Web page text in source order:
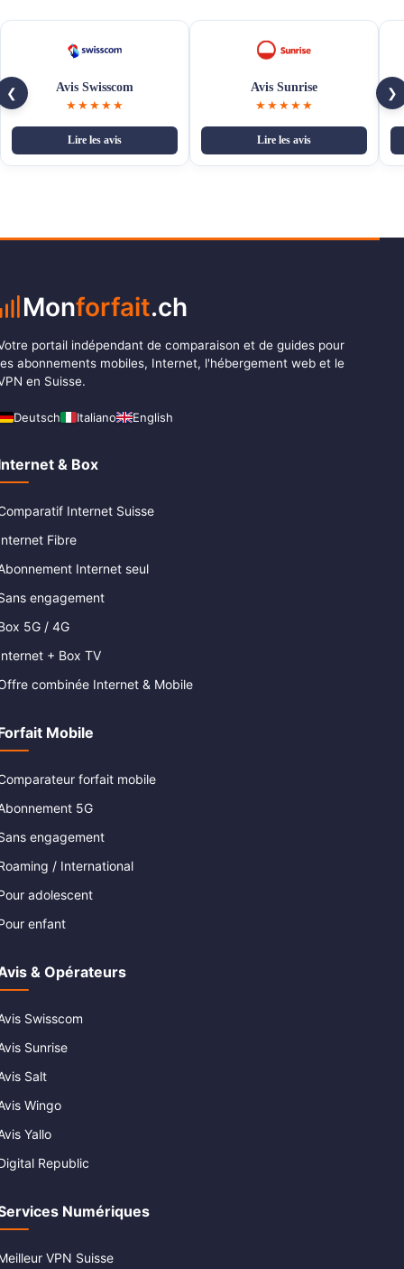
❮
Avis Swisscom
★★★★★
Lire les avis
Avis Sunrise
★★★★★
Lire les avis
❯
Monforfait.ch
portail indépendant de comparaison et de guides pour
abonnements mobiles, Internet, l'hébergement web et le
en Suisse.
Deutsch Italiano English
& Box
Internet Suisse
Fibre
Internet seul
engagement
5G / 4G
+ Box TV
combinée Internet & Mobile
Mobile
forfait mobile
5G
engagement
/ International
adolescent
enfant
& Opérateurs
Swisscom
Sunrise
Salt
Wingo
Yallo
Republic
Numériques
VPN Suisse